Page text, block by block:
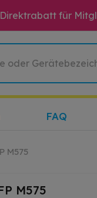
für
FAQ
M575
M575